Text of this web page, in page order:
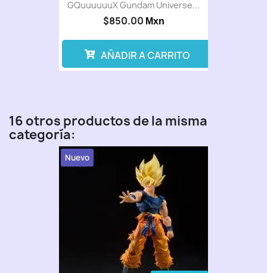
GQuuuuuuX Gundam Universe...
$850.00 Mxn
AÑADIR A CARRITO
16 otros productos de la misma
categoría:
Nuevo